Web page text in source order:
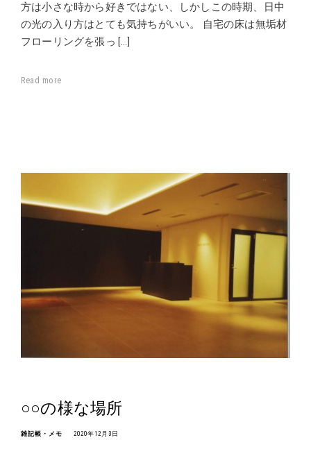
方は小さな時から好きではない、しかしこの時期、日中
の光の入り方はとても気持ちがいい。 自宅の床は無垢材
フローリングを張っ […]
Read more
○○の様な場所
雑記帳・メモ 2020年12月3日